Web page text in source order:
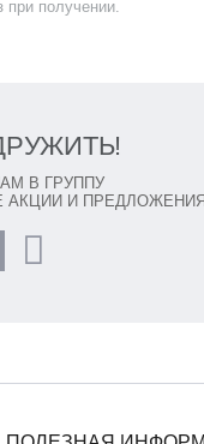
при получении.
В ГРУППУ
АКЦИИ И